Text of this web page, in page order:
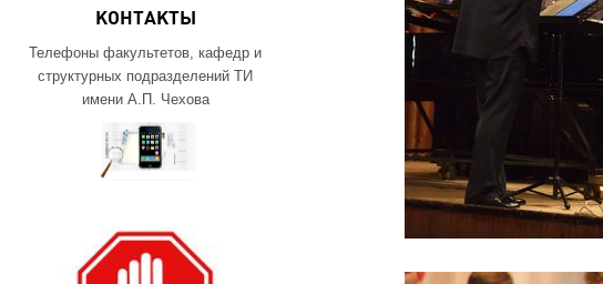
КОНТАКТЫ
Телефоны факультетов, кафедр и
структурных подразделений ТИ
имени А.П. Чехова